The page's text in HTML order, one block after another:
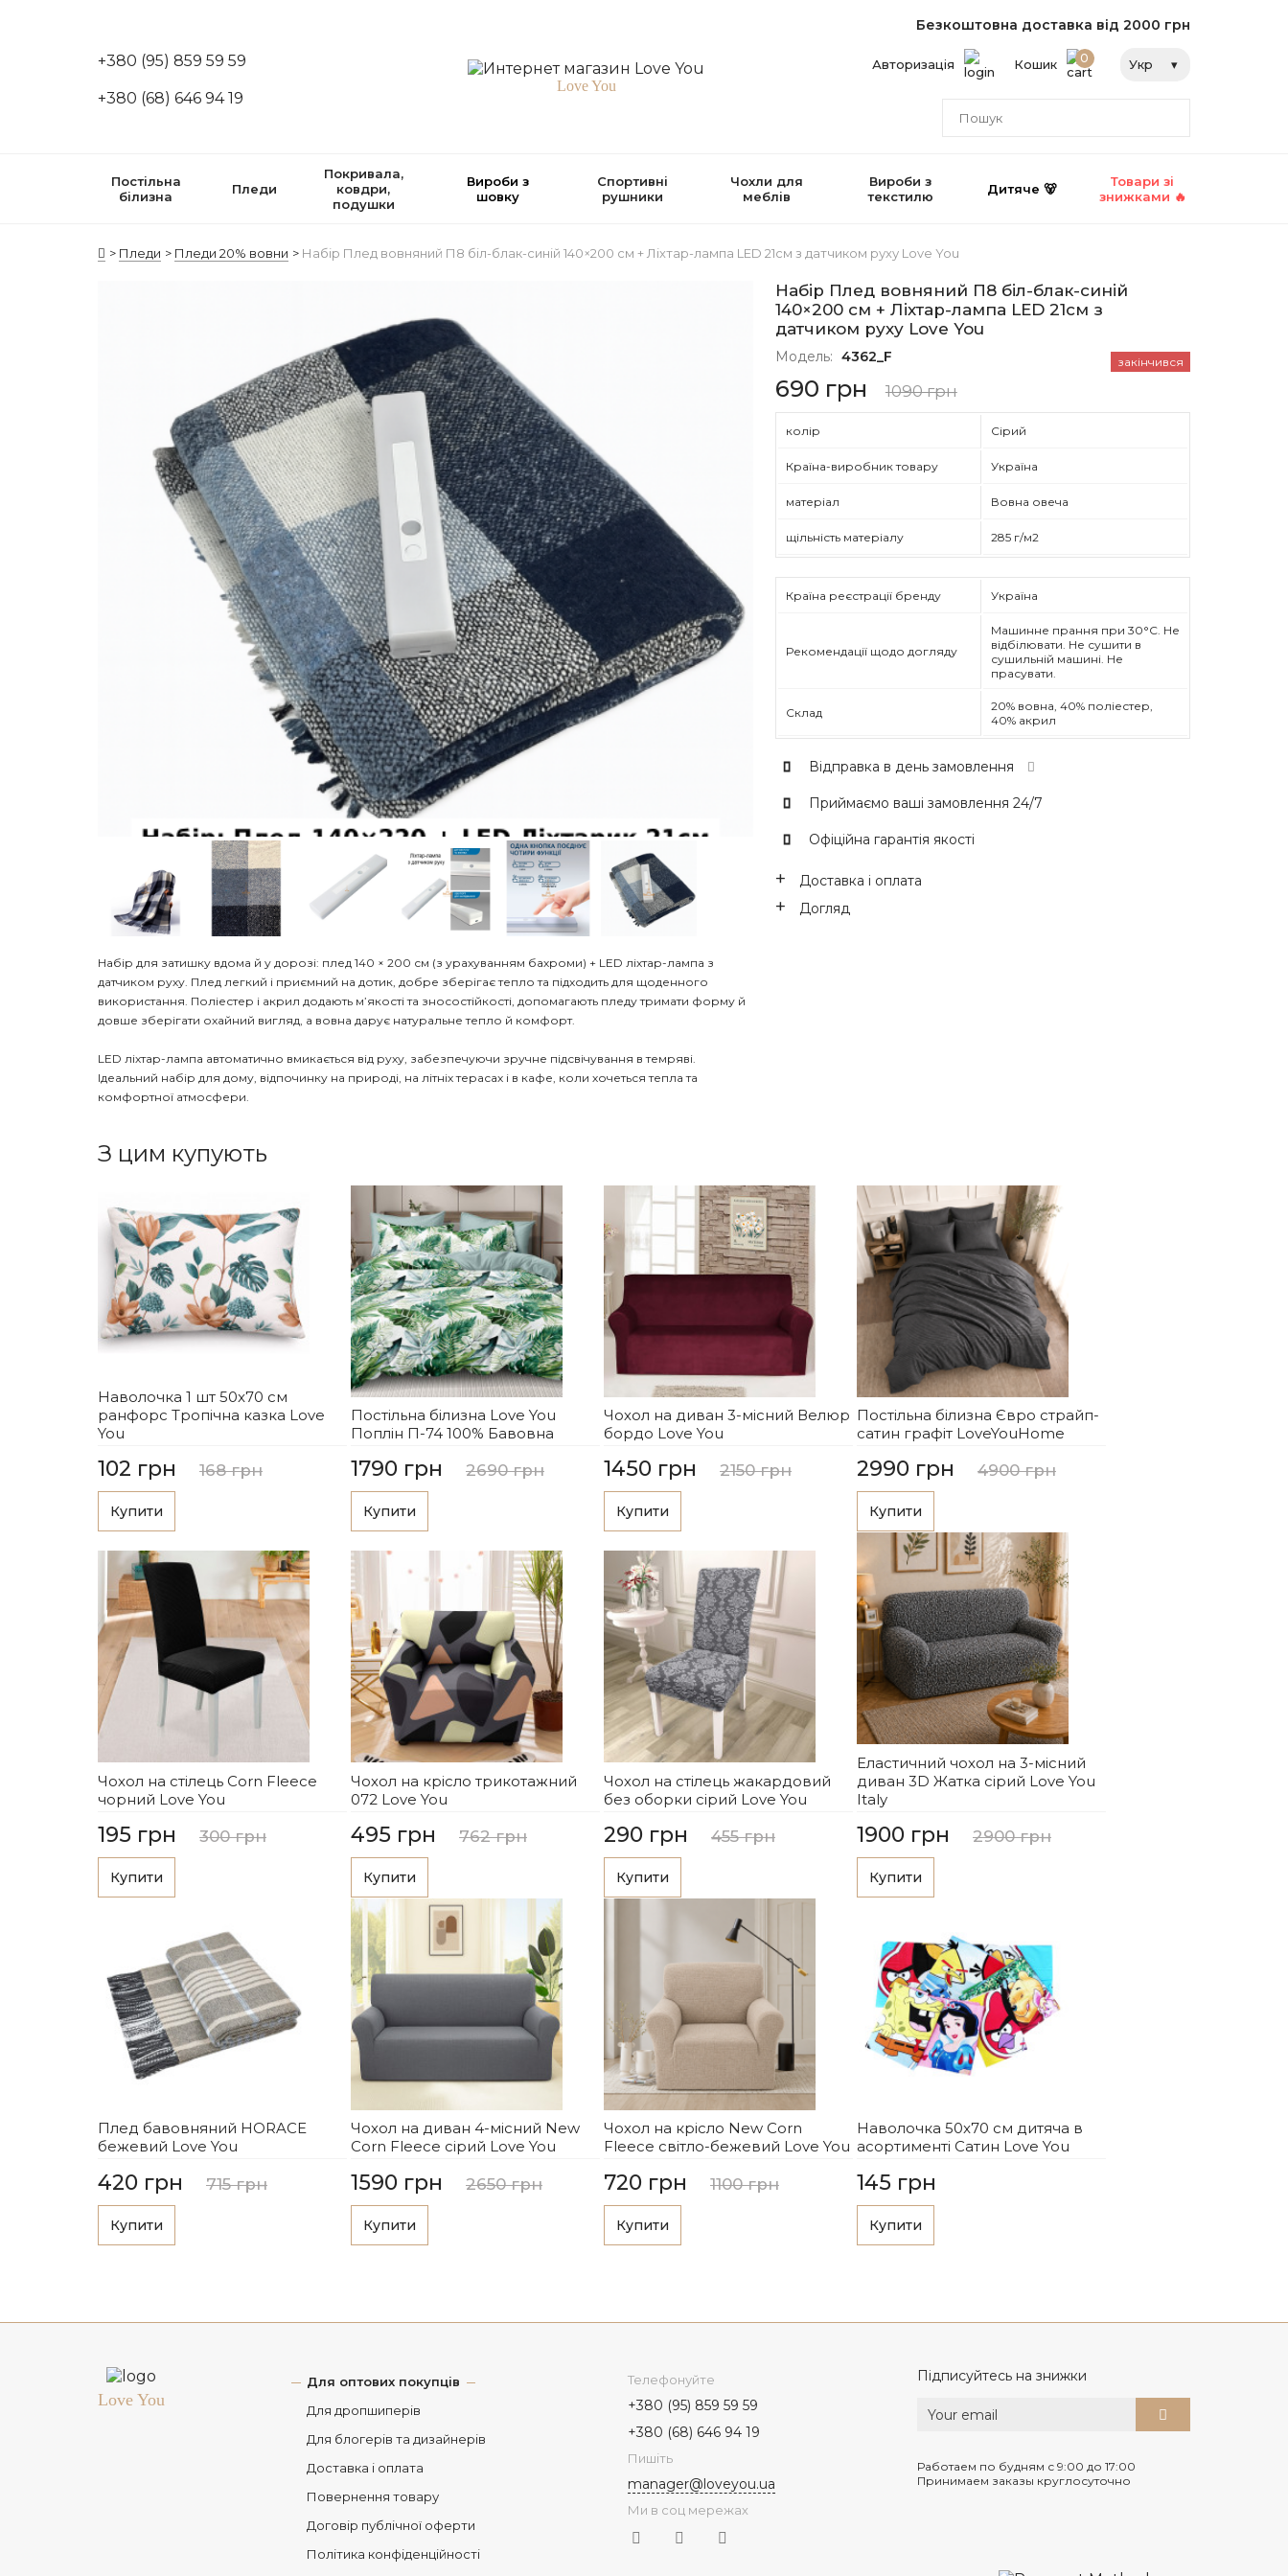
+380 (95) 859 59 59
+380 (68) 646 94 19
Love You
Безкоштовна доставка від 2000 грн
Авторизація Кошик 0 Укр
Постільна
білизна
Пледи
Покривала,
ковдри,
подушки
Вироби з
шовку
Спортивні
рушники
Чохли для
меблів
Вироби з
текстилю
Дитяче 🐻
Товари зі
знижками 🔥
Пледи Пледи 20% вовни Набір Плед вовняний П8 біл-блак-синій 140×200 см + Ліхтар-лампа LED 21см з датчиком руху Love You
Набір Плед вовняний П8 біл-блак-синій
140×200 см + Ліхтар-лампа LED 21см з
датчиком руху Love You
Модель: 4362_F закінчився
690 грн 1090 грн
колір Сірий
Країна-виробник товару Україна
матеріал Вовна овеча
щільність матеріалу 285 г/м2
Країна реєстрації бренду Україна
Рекомендації щодо догляду
Машинне прання при 30°C. Не
відбілювати. Не сушити в
сушильній машині. Не
прасувати.
Склад
20% вовна, 40% поліестер,
40% акрил
Відправка в день замовлення
Приймаємо ваші замовлення 24/7
Офіційна гарантія якості
Доставка і оплата
Догляд
Набір для затишку вдома й у дорозі: плед 140 × 200 см (з урахуванням бахроми) + LED ліхтар-лампа з
датчиком руху. Плед легкий і приємний на дотик, добре зберігає тепло та підходить для щоденного
використання. Поліестер і акрил додають м’якості та зносостійкості, допомагають пледу тримати форму й
довше зберігати охайний вигляд, а вовна дарує натуральне тепло й комфорт.
LED ліхтар-лампа автоматично вмикається від руху, забезпечуючи зручне підсвічування в темряві.
Ідеальний набір для дому, відпочинку на природі, на літніх терасах і в кафе, коли хочеться тепла та
комфортної атмосфери.
З цим купують
Наволочка 1 шт 50x70 см
ранфорс Тропічна казка Love
You
102 грн 168 грн
Купити
Постільна білизна Love You
Поплін П-74 100% Бавовна
1790 грн 2690 грн
Купити
Чохол на диван 3-місний Велюр
бордо Love You
1450 грн 2150 грн
Купити
Постільна білизна Євро страйп-
сатин графіт LoveYouHome
2990 грн 4900 грн
Купити
Чохол на стілець Corn Fleece
чорний Love You
195 грн 300 грн
Купити
Чохол на крісло трикотажний
072 Love You
495 грн 762 грн
Купити
Чохол на стілець жакардовий
без оборки сірий Love You
290 грн 455 грн
Купити
Еластичний чохол на 3-місний
диван 3D Жатка сірий Love You
Italy
1900 грн 2900 грн
Купити
Плед бавовняний HORACE
бежевий Love You
420 грн 715 грн
Купити
Чохол на диван 4-місний New
Corn Fleece сірий Love You
1590 грн 2650 грн
Купити
Чохол на крісло New Corn
Fleece світло-бежевий Love You
720 грн 1100 грн
Купити
Наволочка 50x70 см дитяча в
асортименті Сатин Love You
145 грн
Купити
Love You
Для оптових покупців
Для дропшиперів
Для блогерів та дизайнерів
Доставка і оплата
Повернення товару
Договір публічної оферти
Політика конфіденційності
Телефонуйте
+380 (95) 859 59 59
+380 (68) 646 94 19
Пишіть
manager@loveyou.ua
Ми в соц мережах
Підписуйтесь на знижки
Работаем по будням с 9:00 до 17:00
Принимаем заказы круглосуточно